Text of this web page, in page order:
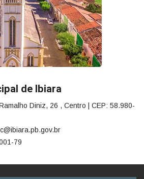
de Ibiara
Diniz, 26 , Centro | CEP: 58.980-
79